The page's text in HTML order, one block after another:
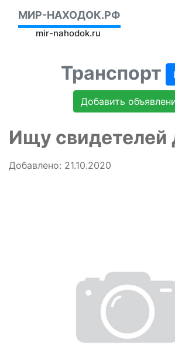
МИР-НАХОДОК.РФ
mir-nahodok.ru
Транспорт
Добавить
Ищу свидетелей
Добавлено: 21.10.2020